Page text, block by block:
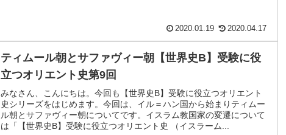
2020.01.19 2020.04.17
ティムール朝とサファヴィー朝【世界史B】受験に役
立つオリエント史第9回
みなさん、こんにちは。今回も【世界史B】受験に役立つオリエント
史シリーズをはじめます。今回は、イル＝ハン国から始まりティムー
ル朝とサファヴィー朝についてです。イスラム教国家の変遷について
は「【世界史B】受験に役立つオリエント史 （イスラーム...